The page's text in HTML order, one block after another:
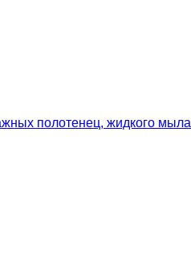
полотенец, жидкого мыла